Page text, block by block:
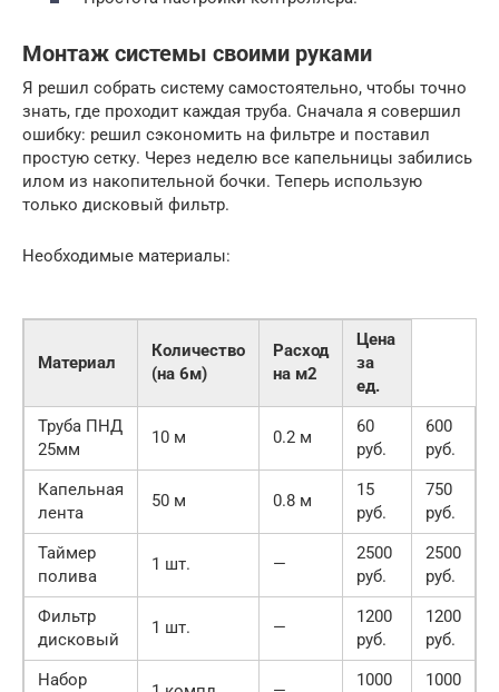
Монтаж системы своими руками
Я решил собрать систему самостоятельно, чтобы точно
знать, где проходит каждая труба. Сначала я совершил
ошибку: решил сэкономить на фильтре и поставил
простую сетку. Через неделю все капельницы забились
илом из накопительной бочки. Теперь использую
только дисковый фильтр.
Необходимые материалы:
Материал
Количество
(на 6м)
Расход
на м2
Цена
за
ед.
Труба ПНД
25мм
10 м 0.2 м
60
руб.
600
руб.
Капельная
лента
50 м 0.8 м
15
руб.
750
руб.
Таймер
полива
1 шт. —
2500
руб.
2500
руб.
Фильтр
дисковый
1 шт. —
1200
руб.
1200
руб.
Набор
1000 1000